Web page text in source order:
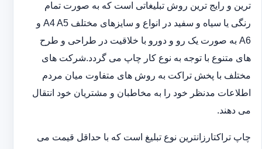
ترین و رایج ترین روش تبلیغاتی است که به صورت تمام
رنگی یا سیاه و سفید در انواع و سایزهای مختلف A4 A5 و
A6 به صورت یک رو و دورو با خلاقیت در طراحی و طرح
های متنوع با توجه به نوع کار چاپ می گردد.شرکت های
مختلف با پخش تراکت به روش های متفاوت میان مردم
اطلاعات مدنظر خود را به مخاطبان و مشتریان خود انتقال
می دهند.
چاپ تراکت‏ارزانترین نوع تبلیغ است که با حداقل قیمت می